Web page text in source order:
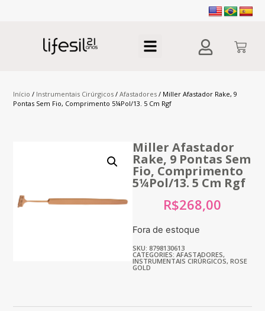
Início / Instrumentais Cirúrgicos /Afastadores / Miller Afastador Rake, 9
Pontas Sem Fio, Comprimento 5¼Pol/13. 5 Cm Rgf
Miller Afastador
Rake, 9 Pontas Sem
Fio, Comprimento
5¼Pol/13. 5 Cm Rgf
R$268,00
Fora de estoque
SKU: 8798130613
CATEGORIES: AFASTADORES,
INSTRUMENTAIS CIRÚRGICOS, ROSE
GOLD